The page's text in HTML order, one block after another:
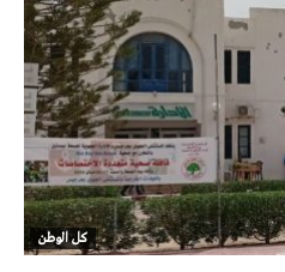
كل الوطن